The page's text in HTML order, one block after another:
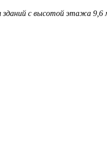
зданий с высотой этажа